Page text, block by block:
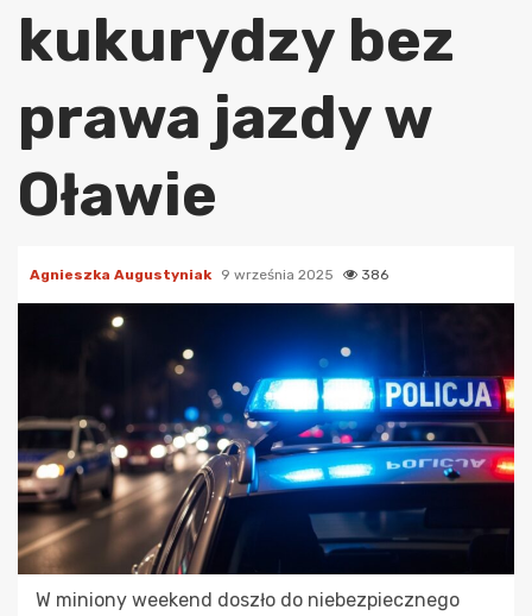
kukurydzy bez
prawa jazdy w
Oławie
Agnieszka Augustyniak 9 września 2025 386
W miniony weekend doszło do niebezpiecznego